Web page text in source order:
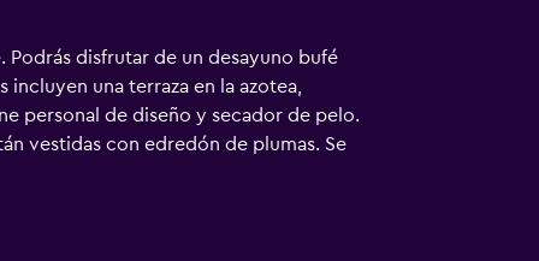
disfrutar de un desayuno bufé
una terraza en la azotea,
personal de diseño y secador de pelo.
vestidas con edredón de plumas. Se